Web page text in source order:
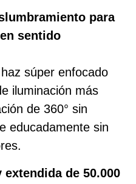
para
sentido
súper enfocado
iluminación más
de 360° sin
educadamente sin
extendida de 50.000